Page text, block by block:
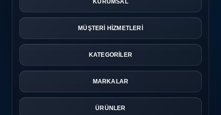
MÜŞTERİ HİZMETLERİ
KATEGORİLER
MARKALAR
ÜRÜNLER